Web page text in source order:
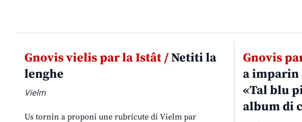
Gnovis vielis par la Istât /Netiti la
lenghe
Vielm
Us tornin a proponi une rubricute di Vielm par
Gnovis
a imparin
«Tal blu
album di